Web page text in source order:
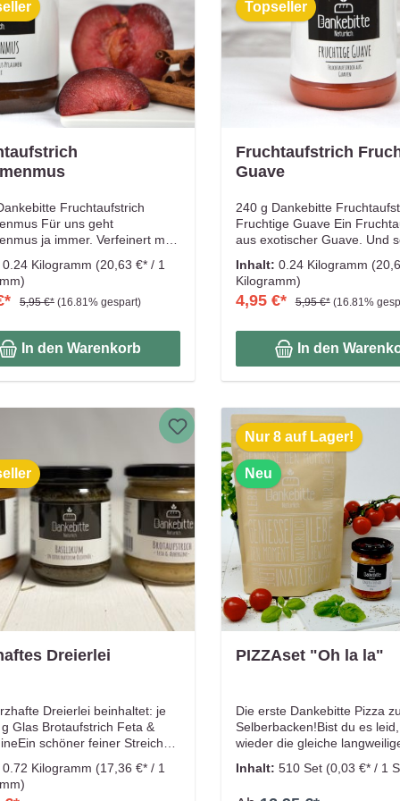
Fruchtaufstrich
Für uns geht
ja immer. Verfeinert mit
Sauerteigbrot. Ob mit
Butter darunter, scheint so
für sich zu sein, die
am liebsten magst.
von Hand gerührt, aus
Zutaten. Aus diesem Grund
immer nur kleine Mengen von
Fruchtanteil! Das
man. Frei von zusätzlichen
und Farbstoffen.
0.24 Kilogramm (20,63 €* / 1
5,95 €* (16.81% gespart)
In den Warenkorb
Topseller
Fruchtaufstrich
Guave
240 g Dankebitte
Fruchtige Guave Ein
aus exotischer Guave. Und
hast Du vorher noch nie
uns auch so. Umso
waren wir vom fruchtig
Selbstgemacht, von Hand
aus erlesenen Zutaten. Aus
Grund werden immer nur
Mengen von Früchten
Fruchtaufstrich enthält 75%
Fruchtanteil! Das schmeckt
von zusätzlichen Aroma- und
Farbstoffen.
Inhalt: 0.24 Kilogramm
Kilogramm)
4,95 €* 5,95 €* (16.81%
In den
Dreierlei
Dreierlei beinhaltet: je
Glas Brotaufstrich Feta &
schöner feiner Streich
Tomaten, fein
mit etwas Zwiebeln und
0.72 Kilogramm (17,36 €* / 1
Nur 8 auf Lager!
Neu
PIZZAset "Oh la la"
Die erste Dankebitte Pizza
Selberbacken!Bist du es
wieder die gleiche
dich! Mit unserer Pizza
Inhalt: 510 Set (0,03 €* / 1